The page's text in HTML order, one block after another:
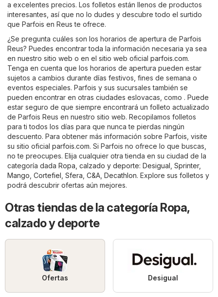
a excelentes precios. Los folletos están llenos de productos
interesantes, así que no lo dudes y descubre todo el surtido
que Parfois en Reus te ofrece.
¿Se pregunta cuáles son los horarios de apertura de Parfois
Reus? Puedes encontrar toda la información necesaria ya sea
en nuestro sitio web o en el sitio web oficial parfois.com.
Tenga en cuenta que los horarios de apertura pueden estar
sujetos a cambios durante días festivos, fines de semana o
eventos especiales. Parfois y sus sucursales también se
pueden encontrar en otras ciudades eslovacas, como . Puede
estar seguro de que siempre encontrará un folleto actualizado
de Parfois Reus en nuestro sitio web. Recopilamos folletos
para ti todos los días para que nunca te pierdas ningún
descuento. Para obtener más información sobre Parfois, visite
su sitio oficial parfois.com. Si Parfois no ofrece lo que buscas,
no te preocupes. Elija cualquier otra tienda en su ciudad de la
categoría dada Ropa, calzado y deporte: Desigual Sprinter,
Mango Cortefiel Sfera C&A Decathlon. Explore sus folletos y
podrá descubrir ofertas aún mejores.
Otras tiendas de la categoría Ropa,
calzado y deporte
Ofertas Desigual